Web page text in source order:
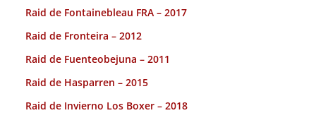
Raid de Fontainebleau FRA – 2017
Raid de Fronteira – 2012
Raid de Fuenteobejuna – 2011
Raid de Hasparren – 2015
Raid de Invierno Los Boxer – 2018